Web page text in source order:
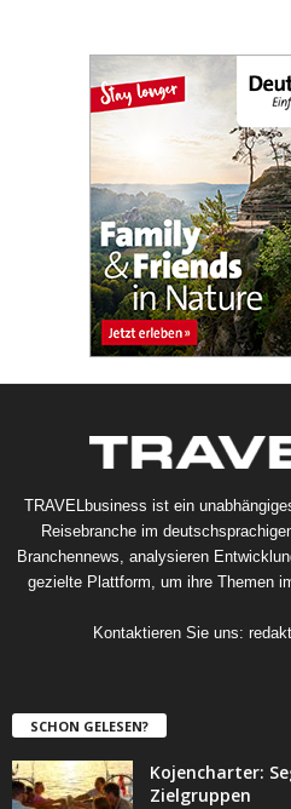
TRAVELbusiness ist ein
Reisebranche im
Branchennews, analysieren
gezielte Plattform, um ihre Themen
Kontaktieren Sie uns:
SCHON GELESEN?
Kojencharter:
Zielgruppen